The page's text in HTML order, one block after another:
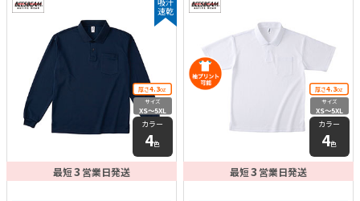
速乾
厚さ4.3oz
サイズ
XS〜5XL
カラー
4色
最短3 営業日発送
厚さ4.3oz
サイズ
XS〜5XL
カラー
4色
最短3 営業日発送